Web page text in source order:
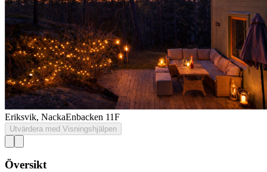
Eriksvik, NackaEnbacken 11F
Utvärdera med Visningshjälpen
Översikt